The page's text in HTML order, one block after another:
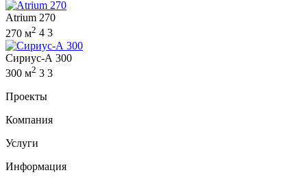
Atrium 270
270 м2 4 3
Сириус-А 300
300 м2 3 3
Проекты
Компания
Услуги
Информация